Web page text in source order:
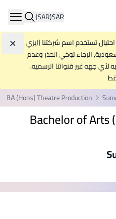
SAR
(SAR)
تستخدم اسم شركتنا (ايزي
الرجاء توخي الحذر وعدم
لأي جهه غير قنواتنا الرسميه.
BA (Hons) Theatre Production
Bachelor of Arts